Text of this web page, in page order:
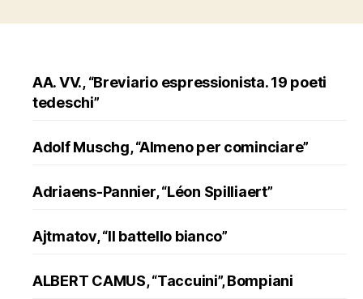
AA. VV., “Breviario espressionista. 19 poeti
tedeschi”
Adolf Muschg, “Almeno per cominciare”
Adriaens-Pannier, “Léon Spilliaert”
Ajtmatov, “Il battello bianco”
ALBERT CAMUS, “Taccuini”, Bompiani